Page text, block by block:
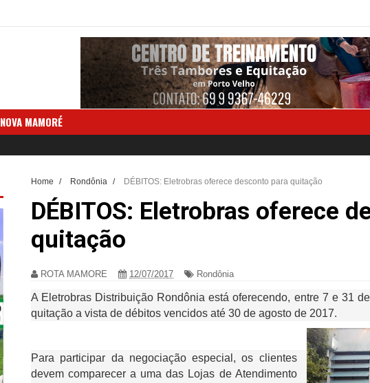
NOVA MAMORÉ
Home / Rondônia / DÉBITOS: Eletrobras oferece desconto para quitação
DÉBITOS: Eletrobras oferece
quitação
ROTA MAMORE 12/07/2017 Rondônia
A Eletrobras Distribuição Rondônia está oferecendo, entre 7 e 31
quitação a vista de débitos vencidos até 30 de agosto de 2017.
Para participar da negociação especial, os clientes
devem comparecer a uma das Lojas de Atendimento